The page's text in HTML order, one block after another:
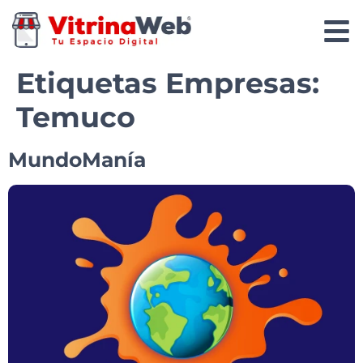
Etiquetas Empresas:
Temuco
MundoManía